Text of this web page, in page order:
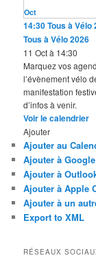
Oct
14:30Tous à Vélo
Tous à Vélo 2026
11 Oct à 14:30
Marquez vos
l’évènement vélo
manifestation
d’infos à venir.
Voir le calendrier
Ajouter
Ajouter au
Ajouter à Google
Ajouter à
Ajouter à Apple
Ajouter à un
Export to XML
RÉSEAUX